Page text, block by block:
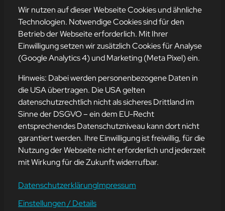
mehr erfahren
Adresse
mission-webstyle oHG
Bürgermeister-Regitz-Straße 40
66539 Neunkirchen
E-Mail:kontakt@mission-webstyle.de
Navigation
Webseitenerstellung
Webseite mieten
Webseiten Betreuung
Über Uns
Kontakt
Leistungen
Wir nutzen auf dieser Webseite Cookies und ähnliche
Technologien. Notwendige Cookies sind für den
Betrieb der Webseite erforderlich. Mit Ihrer
Einwilligung setzen wir zusätzlich Cookies für Analyse
(Google Analytics 4) und Marketing (Meta Pixel) ein.
Hinweis: Dabei werden personenbezogene Daten in
die USA übertragen. Die USA gelten
datenschutzrechtlich nicht als sicheres Drittland im
Sinne der DSGVO – ein dem EU-Recht
entsprechendes Datenschutzniveau kann dort nicht
garantiert werden. Ihre Einwilligung ist freiwillig, für die
Nutzung der Webseite nicht erforderlich und jederzeit
mit Wirkung für die Zukunft widerrufbar.
DatenschutzerklärungImpressum
Einstellungen / Details